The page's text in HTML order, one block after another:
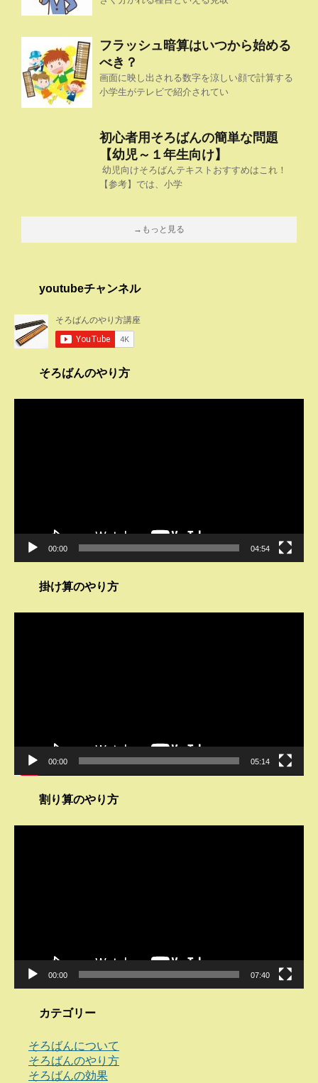
フラッシュ暗算はいつから始める
べき？
画面に映し出される数字を涼しい顔で計算する
小学生がテレビで紹介されてい
初心者用そろばんの簡単な問題
【幼児～１年生向け】
幼児向けそろばんテキストおすすめはこれ！
【参考】では、小学
→もっと見る
youtubeチャンネル
そろばんのやり方
00:00 04:54
掛け算のやり方
00:00 05:14
割り算のやり方
00:00 07:40
カテゴリー
そろばんについて
そろばんのやり方
そろばんの効果